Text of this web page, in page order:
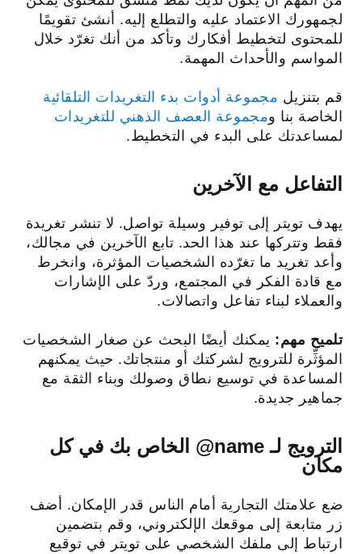
لجمهورك الاعتماد عليه والتطلع إليه. أنشئ تقويمًا
للمحتوى لتخطيط أفكارك وتأكد من أنك تغرّد خلال
المواسم والأحداث المهمة.
قم بتنزيل مجموعة أدوات بدء التغريدات التلقائية
الخاصة بنا ومجموعة العصف الذهني للتغريدات
لمساعدتك على البدء في التخطيط.
التفاعل مع الآخرين
يهدف تويتر إلى توفير وسيلة تواصل. لا تنشر تغريدة
فقط وتتركها عند هذا الحد. تابع الآخرين في مجالك،
وأعد تغريد ما تغرّده الشخصيات المؤثرة، وانخرط
مع قادة الفكر في المجتمع، وردّ على الإشارات
والعملاء لبناء تفاعل واتصالات.
تلميح مهم: يمكنك أيضًا البحث عن صغار الشخصيات
المؤثِّرة للترويج لشركتك أو منتجاتك. حيث يمكنهم
المساعدة في توسيع نطاق وصولك وبناء الثقة مع
جماهير جديدة.
الترويج لـ ‎@name الخاص بك في كل
مكان
ضع علامتك التجارية أمام الناس قدر الإمكان. أضف
زر متابعة إلى موقعك الإلكتروني، وقم بتضمين
ارتباط إلى ملفك الشخصي على تويتر في توقيع